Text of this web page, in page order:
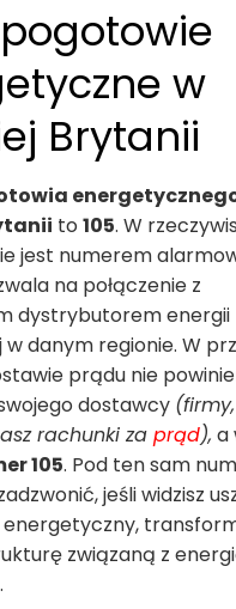
w
Brytanii
to 105. W
jest numerem
na połączenie z
dystrybutorem energii
w danym regionie. W
prądu nie
dostawcy
rachunki za prąd), a
105. Pod ten sam
jeśli widzisz
energetyczny,
związaną z